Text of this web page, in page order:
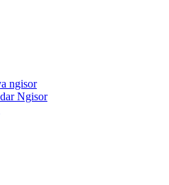
ngisor
Ngisor